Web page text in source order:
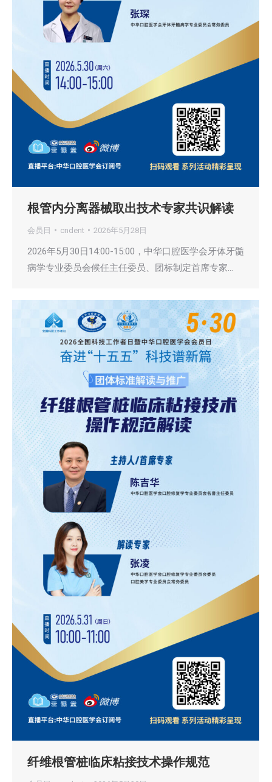
根管内分离器械取出技术专家共识解读
会员日 cndent 2026年5月28日
2026年5月30日14:00-15:00，中华口腔医学会牙体牙髓
病学专业委员会候任主任委员、团标制定首席专家…
纤维根管桩临床粘接技术操作规范